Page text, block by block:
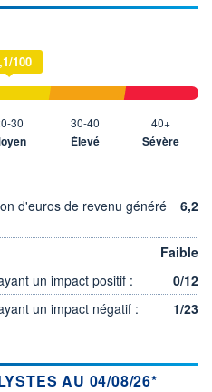
100
30 30-40
Élevé
40+
Sévère
d'euros de revenu généré
6,2
Faible
un impact positif :
0/12
un impact négatif :
1/23
AU 04/08/26*